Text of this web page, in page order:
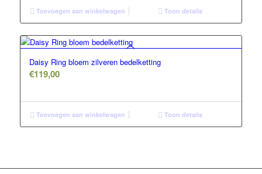
Toevoegen aan winkelwagen Toon details
Daisy Ring bloem zilveren bedelketting
€119,00
Toevoegen aan winkelwagen Toon details